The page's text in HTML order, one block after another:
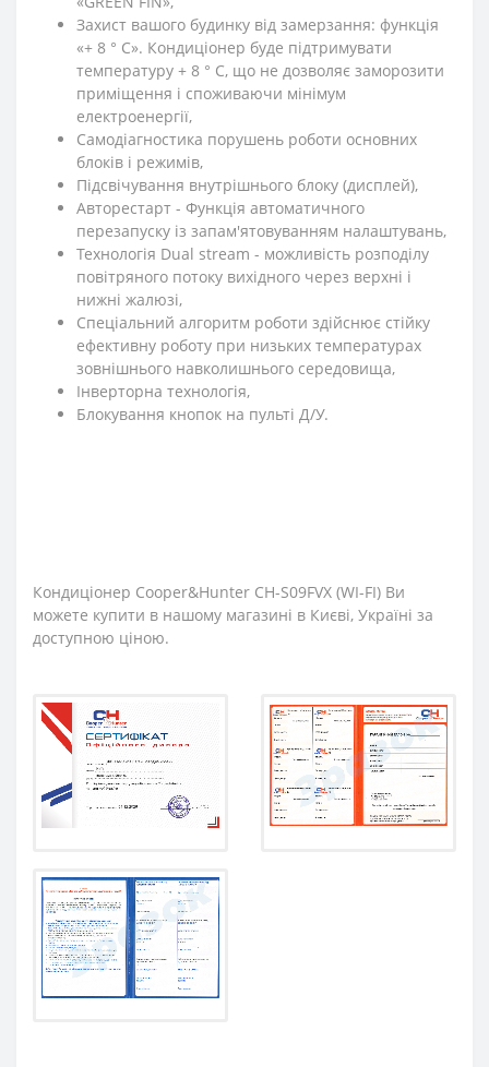
Захист вашого будинку від замерзання: функція
«+ 8 ° C». Кондиціонер буде підтримувати
температуру + 8 ° C, що не дозволяє заморозити
приміщення і споживаючи мінімум
електроенергії,
Самодіагностика порушень роботи основних
блоків і режимів,
Підсвічування внутрішнього блоку (дисплей),
Авторестарт - Функція автоматичного
перезапуску із запам'ятовуванням налаштувань,
Технологія Dual stream - можливість розподілу
повітряного потоку вихідного через верхні і
нижні жалюзі,
Спеціальний алгоритм роботи здійснює стійку
ефективну роботу при низьких температурах
зовнішнього навколишнього середовища,
Інверторна технологія,
Блокування кнопок на пульті Д/У.
Кондиціонер Cooper&Hunter CH-S09FVX (WI-FI) Ви
можете купити в нашому магазині в Києві, Україні за
доступною ціною.